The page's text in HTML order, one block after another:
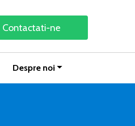
Contactati-ne
Despre noi